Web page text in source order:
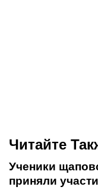
Читайте
Ученики
приняли